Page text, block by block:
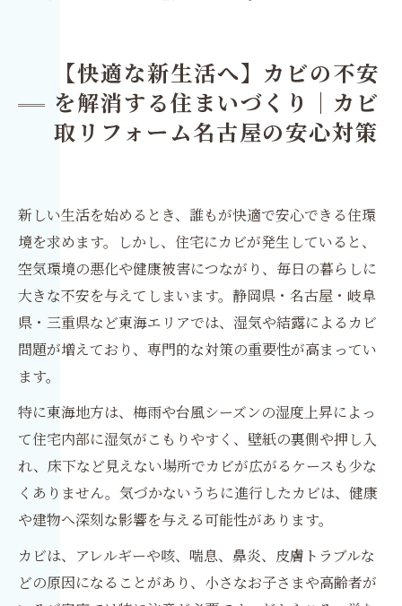
【快適な新生活へ】カビの不安
を解消する住まいづくり｜カビ
取リフォーム名古屋の安心対策
新しい生活を始めるとき、誰もが快適で安心できる住環
境を求めます。しかし、住宅にカビが発生していると、
空気環境の悪化や健康被害につながり、毎日の暮らしに
大きな不安を与えてしまいます。静岡県・名古屋・岐阜
県・三重県など東海エリアでは、湿気や結露によるカビ
問題が増えており、専門的な対策の重要性が高まってい
ます。
特に東海地方は、梅雨や台風シーズンの湿度上昇によっ
て住宅内部に湿気がこもりやすく、壁紙の裏側や押し入
れ、床下など見えない場所でカビが広がるケースも少な
くありません。気づかないうちに進行したカビは、健康
や建物へ深刻な影響を与える可能性があります。
カビは、アレルギーや咳、喘息、鼻炎、皮膚トラブルな
どの原因になることがあり、小さなお子さまや高齢者が